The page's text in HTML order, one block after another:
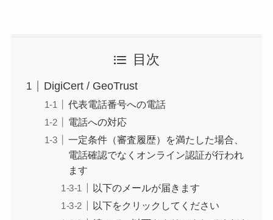
目次
DigiCert / GeoTrust
代表電話番号への電話
電話への対応
一定条件（審査履歴）を満たした場合、
電話確認でなくオンライン認証が行われ
ます
以下のメールが届きます
以下をクリックしてください